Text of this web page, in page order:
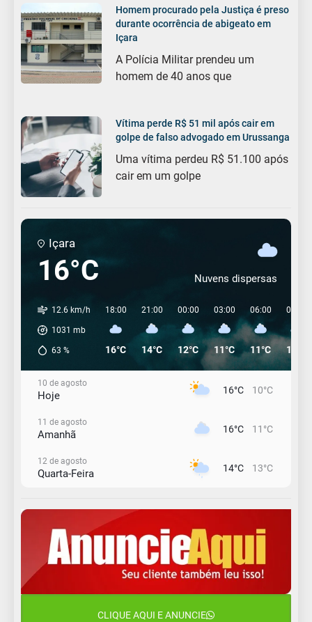
Homem procurado pela Justiça é preso
durante ocorrência de abigeato em
Içara
A Polícia Militar prendeu um
homem de 40 anos que
Vítima perde R$ 51 mil após cair em
golpe de falso advogado em Urussanga
Uma vítima perdeu R$ 51.100 após
cair em um golpe
Içara
16°C Nuvens dispersas
12.6 km/h
1031 mb
63 %
18:00
16°C
21:00
14°C
00:00
12°C
03:00
11°C
06:00
11°C
09:00
13°C
10 de agosto
Hoje 16°C 10°C
11 de agosto
Amanhã 16°C 11°C
12 de agosto
Quarta-Feira 14°C 13°C
Quinta-Feira 17°C 14°C
14 de agosto
Sexta-Feira
CLIQUE AQUI E ANUNCIE